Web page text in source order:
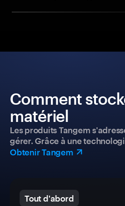
Comment
matériel
Les produits Tangem
gérer. Grâce à une
Obtenir Tangem
Tout d'abord